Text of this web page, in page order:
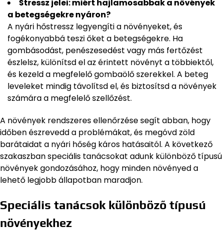
Stressz jelei: miért hajlamosabbak a növények
a betegségekre nyáron?
A nyári hőstressz legyengíti a növényeket, és
fogékonyabbá teszi őket a betegségekre. Ha
gombásodást, penészesedést vagy más fertőzést
észlelsz, különítsd el az érintett növényt a többiektől,
és kezeld a megfelelő gombaölő szerekkel. A beteg
leveleket mindig távolítsd el, és biztosítsd a növények
számára a megfelelő szellőzést.
A növények rendszeres ellenőrzése segít abban, hogy
időben észrevedd a problémákat, és megóvd zöld
barátaidat a nyári hőség káros hatásaitól. A következő
szakaszban speciális tanácsokat adunk különböző típusú
növények gondozásához, hogy minden növényed a
lehető legjobb állapotban maradjon.
Speciális tanácsok különböző típusú
növényekhez